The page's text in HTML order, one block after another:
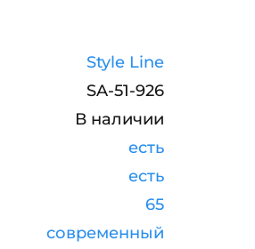
Style Line
SA-51-926
В наличии
есть
есть
65
современный